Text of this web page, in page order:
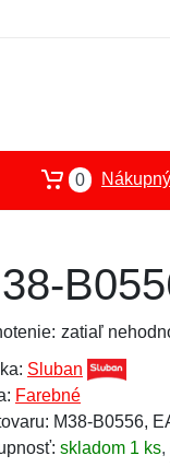
0
zatiaľ
Sluban
Farebné
M38-B0556,
skladom 1 ks,